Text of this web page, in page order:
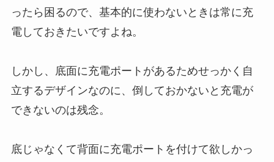
ったら困るので、基本的に使わないときは常に充
電しておきたいですよね。
しかし、底面に充電ポートがあるためせっかく自
立するデザインなのに、倒しておかないと充電が
できないのは残念。
底じゃなくて背面に充電ポートを付けて欲しかっ